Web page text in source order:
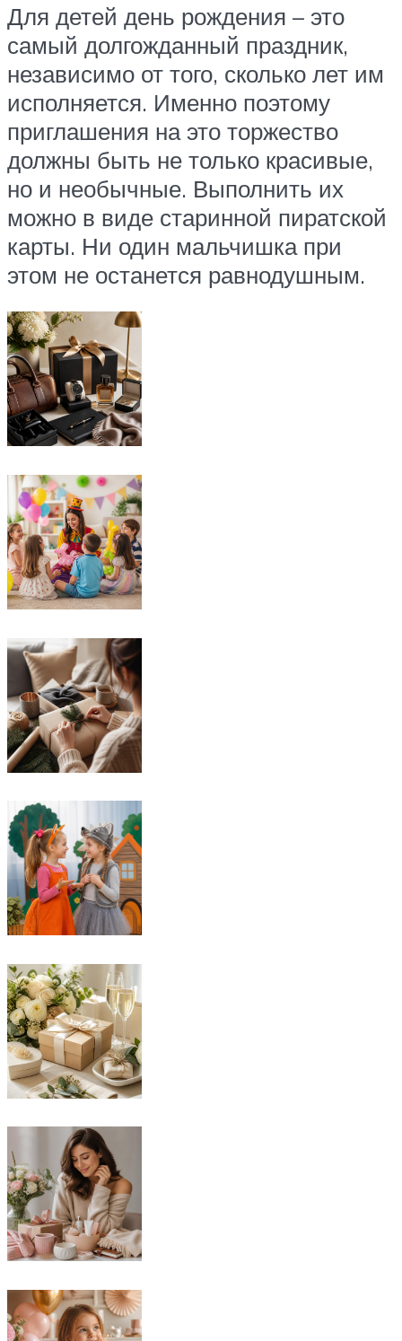
Для детей день рождения – это
самый долгожданный праздник,
независимо от того, сколько лет им
исполняется. Именно поэтому
приглашения на это торжество
должны быть не только красивые,
но и необычные. Выполнить их
можно в виде старинной пиратской
карты. Ни один мальчишка при
этом не останется равнодушным.